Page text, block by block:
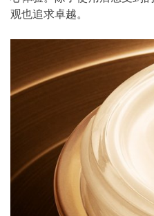
观也追求卓越。